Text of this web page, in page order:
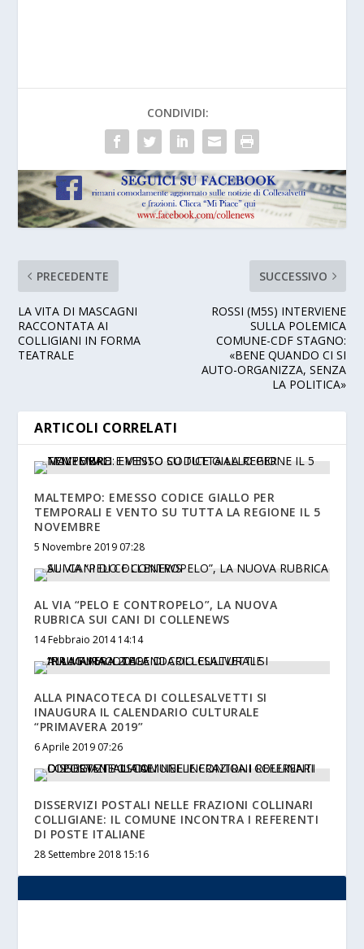
CONDIVIDI:
PRECEDENTE
LA VITA DI MASCAGNI
RACCONTATA AI
COLLIGIANI IN FORMA
TEATRALE
SUCCESSIVO
ROSSI (M5S) INTERVIENE
SULLA POLEMICA
COMUNE-CDF STAGNO:
«BENE QUANDO CI SI
AUTO-ORGANIZZA, SENZA
LA POLITICA»
ARTICOLI CORRELATI
MALTEMPO: EMESSO CODICE GIALLO PER
TEMPORALI E VENTO SU TUTTA LA REGIONE IL 5
NOVEMBRE
5 Novembre 2019 07:28
AL VIA “PELO E CONTROPELO”, LA NUOVA
RUBRICA SUI CANI DI COLLENEWS
14 Febbraio 2014 14:14
ALLA PINACOTECA DI COLLESALVETTI SI
INAUGURA IL CALENDARIO CULTURALE
“PRIMAVERA 2019”
6 Aprile 2019 07:26
DISSERVIZI POSTALI NELLE FRAZIONI COLLINARI
COLLIGIANE: IL COMUNE INCONTRA I REFERENTI
DI POSTE ITALIANE
28 Settembre 2018 15:16